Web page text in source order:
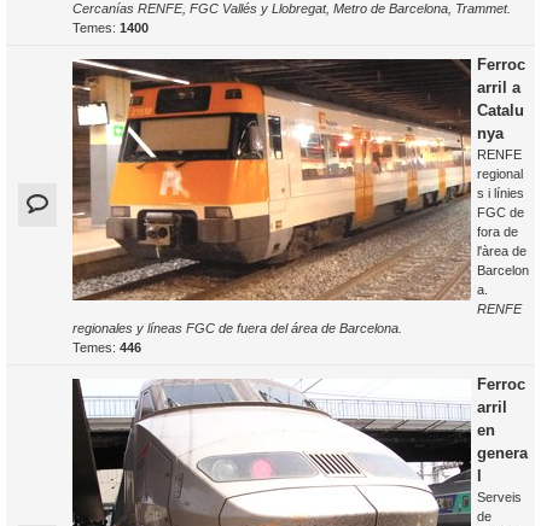
Cercanías RENFE, FGC Vallés y Llobregat, Metro de Barcelona, Trammet.
Temes: 1400
Ferroc
arril a
Catalu
nya
RENFE
regional
s i línies
FGC de
fora de
l'àrea de
Barcelon
a.
RENFE
regionales y líneas FGC de fuera del área de Barcelona.
Temes: 446
Ferroc
arril
en
genera
Serveis
de